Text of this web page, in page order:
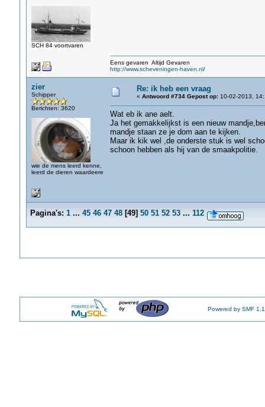
SCH 84 voortvaren
Eens gevaren Altijd Gevaren
http://www.scheveningen-haven.nl/
zier
Schipper
Berichten: 3620
wie de mens leerd kenne,
leerd de dieren waardeere
Re: ik heb een vraag
« Antwoord #734 Gepost op:10-02-2013,
Wat eb ik ane aelt.
Ja het gemakkelijkst is een nieuw
mandje staan ze je dom aan te kijken.
Maar ik kik wel ,de onderste stuk is wel
schoon hebben als hij van de smaakpolitie.
Pagina's: 1 ... 45 46 47 48[49] 50 51 52 53 ... 112
Powered by SMF